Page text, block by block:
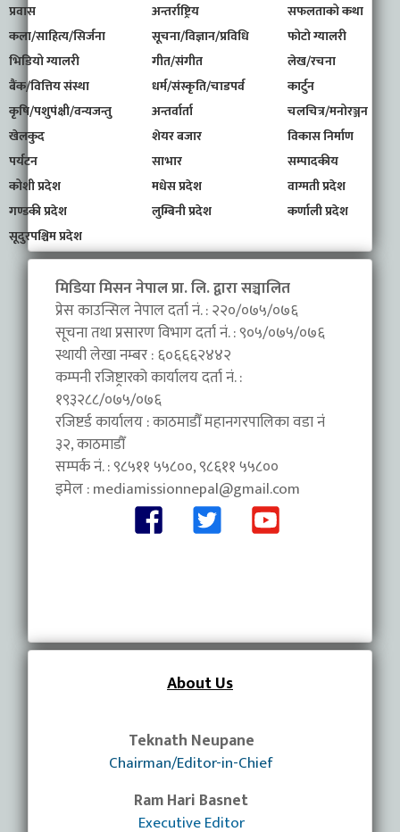
प्रवास
अन्तर्राष्ट्रिय
सफलताको कथा
कला/साहित्य/सिर्जना
सूचना/विज्ञान/प्रविधि
फोटो ग्यालरी
भिडियो ग्यालरी
गीत/संगीत
लेख/रचना
बैंक/वित्तिय संस्था
धर्म/संस्कृति/चाडपर्व
कार्टुन
कृषि/पशुपंक्षी/वन्यजन्तु
अन्तर्वार्ता
चलचित्र/मनोरञ्जन
खेलकुद
शेयर बजार
विकास निर्माण
पर्यटन
साभार
सम्पादकीय
कोशी प्रदेश
मधेस प्रदेश
वाग्मती प्रदेश
गण्डकी प्रदेश
लुम्बिनी प्रदेश
कर्णाली प्रदेश
सूदुरपश्चिम प्रदेश
मिडिया मिसन नेपाल प्रा. लि. द्वारा सञ्चालित
प्रेस काउन्सिल नेपाल दर्ता नं. : २२०/०७५/०७६
सूचना तथा प्रसारण विभाग दर्ता नं. : ९०५/०७५/०७६
स्थायी लेखा नम्बर : ६०६६६२४४२
कम्पनी रजिष्ट्रारको कार्यालय दर्ता नं. :
१९३२८८/०७५/०७६
रजिष्टर्ड कार्यालय : काठमाडौँ महानगरपालिका वडा नंं
३२, काठमाडौँ
सम्पर्क नं. : ९८५११ ५५८००, ९८६११ ५५८००
इमेल :mediamissionnepal@gmail.com
About Us
Teknath Neupane
Chairman/Editor-in-Chief
Ram Hari Basnet
Executive Editor